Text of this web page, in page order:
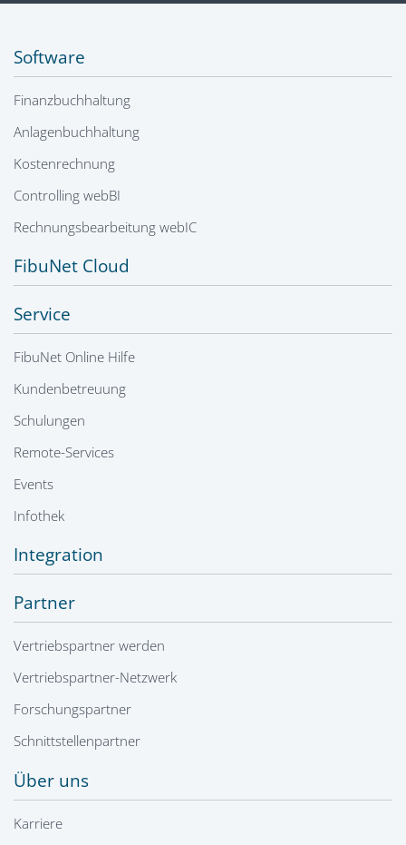
Software
Finanzbuchhaltung
Anlagenbuchhaltung
Kostenrechnung
Controlling webBI
Rechnungsbearbeitung webIC
FibuNet Cloud
Service
FibuNet Online Hilfe
Kundenbetreuung
Schulungen
Remote-Services
Events
Infothek
Integration
Partner
Vertriebspartner werden
Vertriebspartner-Netzwerk
Forschungspartner
Schnittstellenpartner
Über uns
Karriere